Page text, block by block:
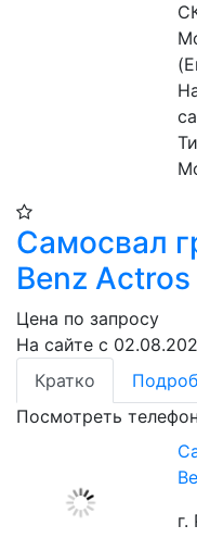
Самосвал
Benz
Цена по запросу
На сайте с
Кратко
Посмотреть телефон
г.